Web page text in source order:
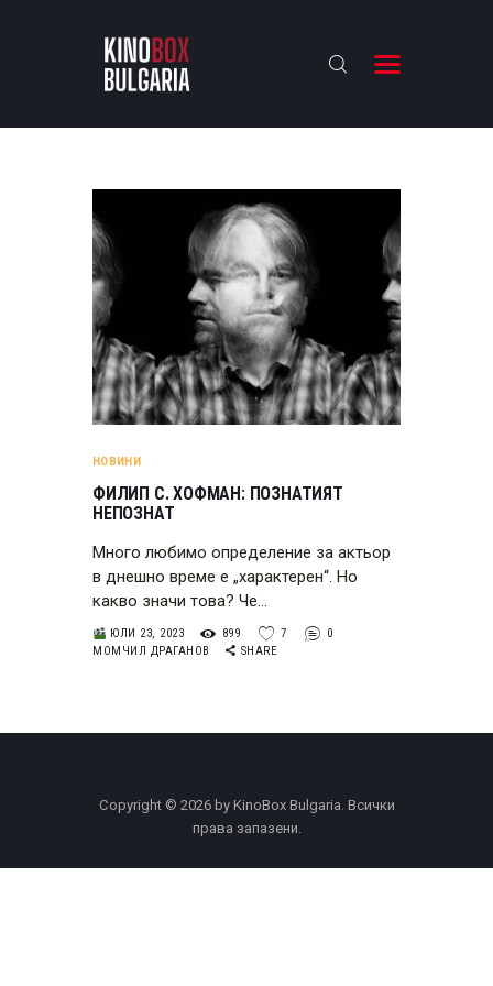
KINOBOX BULGARIA
АНАЛИЗИ
БАХТИ НАГРАДИТЕ
ИНТЕРВЮТА
ЗА НАС
НОВИНИ
ФИЛИП С. ХОФМАН: ПОЗНАТИЯТ
НЕПОЗНАТ
Много любимо определение за актьор
в днешно време е „характерен“. Но
какво значи това? Че…
ЮЛИ 23, 2023 899 7
0
МОМЧИЛ ДРАГАНОВ
SHARE
Copyright © 2026 by KinoBox Bulgaria. Всички
права запазени.